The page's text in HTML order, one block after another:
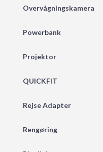
Overvågningskamera
Powerbank
Projektor
QUICKFIT
Rejse Adapter
Rengøring